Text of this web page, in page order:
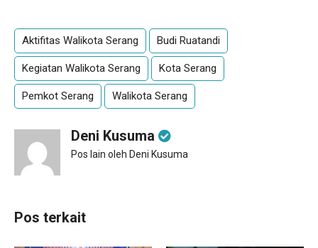
Aktifitas Walikota Serang Budi Ruatandi
Kegiatan Walikota Serang Kota Serang
Pemkot Serang Walikota Serang
Deni Kusuma
Pos lain oleh Deni Kusuma
Pos terkait